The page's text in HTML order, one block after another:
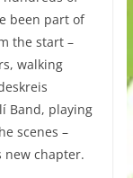
been part of
the start –
walking
Band, playing
scenes –
new chapter.